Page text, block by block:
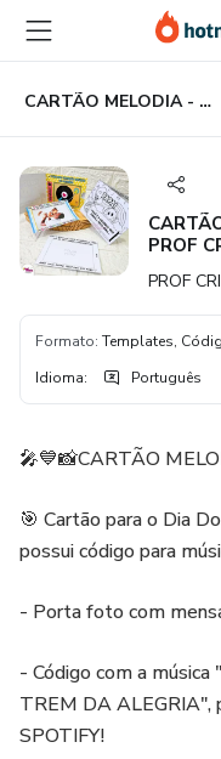
para
conteúdo
principal
para
pagamento
para
rodapé
CARTÃO MELODIA - DIA DOS PAIS - 💡PROF CRIATIVA
PROF
PROF
Formato: Templates,
Idioma: Português
🎤💙📸CARTÃO
🎯 Cartão para o Dia
possui código para
- Porta foto com
- Código com a
TREM DA ALEGRIA",
SPOTIFY!